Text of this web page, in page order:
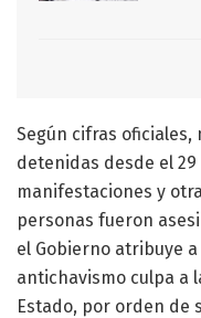
Según cifras oficiales,
detenidas desde el
manifestaciones y
personas fueron
el Gobierno atribuye
antichavismo culpa a
Estado, por orden de